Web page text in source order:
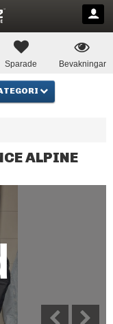
Sparade Bevakningar
ALPINE